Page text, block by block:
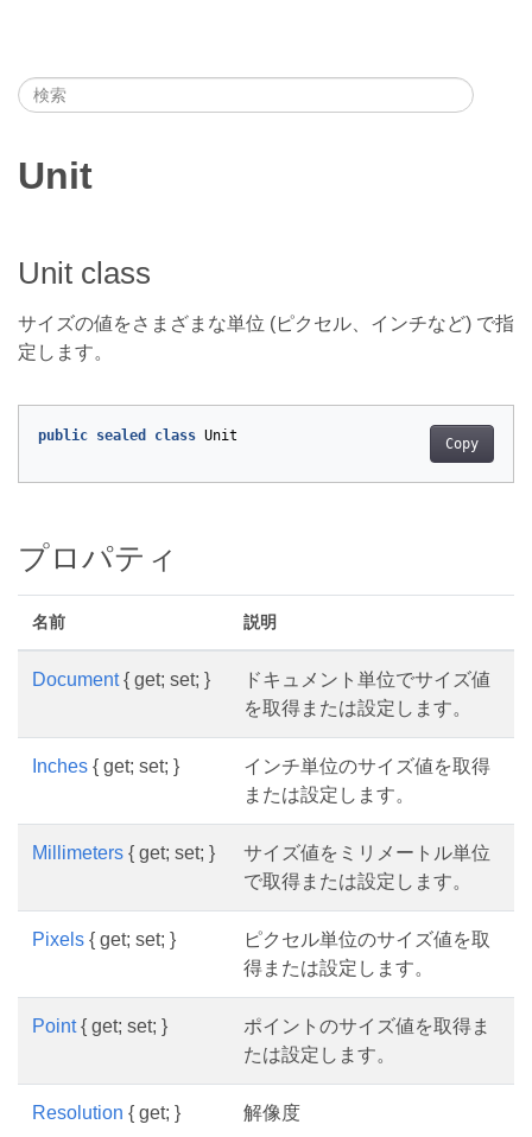
Unit
Unit class
サイズの値をさまざまな単位 (ピクセル、インチなど) で指
定します。
Copy
public sealed class Unit
プロパティ
名前 説明
Document{ get; set; }
ドキュメント単位でサイズ値
を取得または設定します。
Inches { get; set; }
インチ単位のサイズ値を取得
または設定します。
Millimeters { get; set; }
サイズ値をミリメートル単位
で取得または設定します。
Pixels { get; set; }
ピクセル単位のサイズ値を取
得または設定します。
Point{ get; set; }
ポイントのサイズ値を取得ま
たは設定します。
Resolution { get; } 解像度